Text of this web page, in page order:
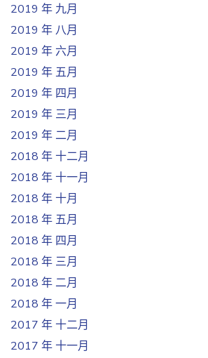
2019 年 九月
2019 年 八月
2019 年 六月
2019 年 五月
2019 年 四月
2019 年 三月
2019 年 二月
2018 年 十二月
2018 年 十一月
2018 年 十月
2018 年 五月
2018 年 四月
2018 年 三月
2018 年 二月
2018 年 一月
2017 年 十二月
2017 年 十一月